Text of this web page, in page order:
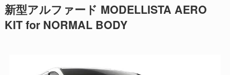
新型アルファード MODELLISTA AERO
KIT for NORMAL BODY